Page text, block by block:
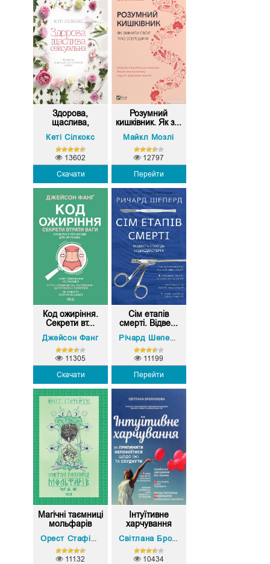
Здорова,
щаслива,
сексуа...
Кеті Сілкокс
Скачати
13602
Розумний
кишківник. Як з...
Майкл Мозлі
Перейти
12797
Код ожиріння.
Секрети вт...
Джейсон Фанг
Скачати
11305
Сім етапів
смерті. Відве...
Річард Шеперд
Перейти
11199
Магічні таємниці
мольфарів
11132
Інтуїтивне
харчування
Світлана Броннікова
10434